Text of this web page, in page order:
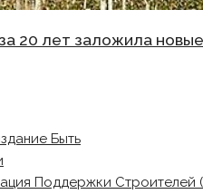
20 лет заложила
Быть
Поддержки Строителей